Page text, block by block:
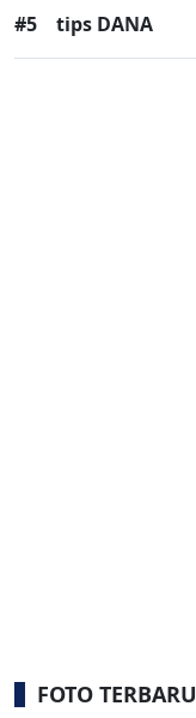
#5 tips DANA
FOTO TERBARU